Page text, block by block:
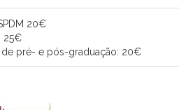
20€
25€
de pré- e pós-graduação: 20€